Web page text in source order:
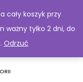
cały koszyk przy
ważny tylko 2 dni, do
Odrzuć